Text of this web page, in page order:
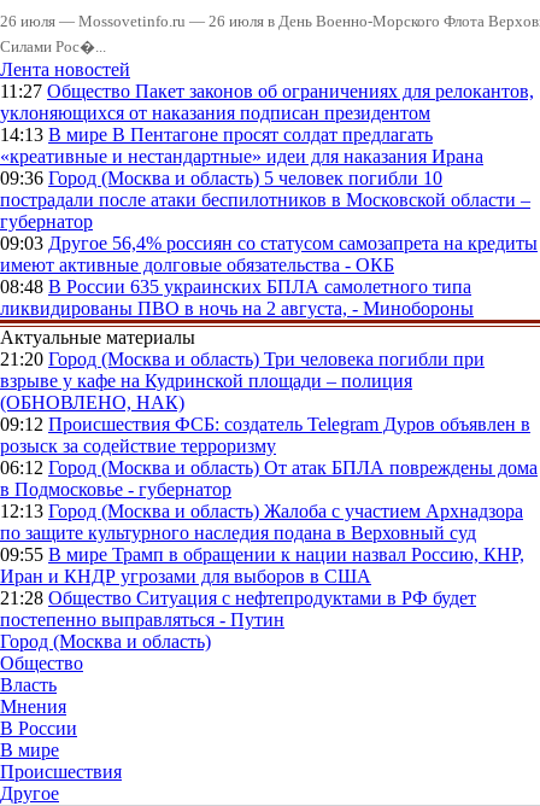
26 июля — Mossovetinfo.ru — 26 июля в День Военно-Морского Флота
Силами Рос�...
Лента новостей
11:27 Общество Пакет законов об ограничениях для релокантов,
уклоняющихся от наказания подписан президентом
14:13 В мире В Пентагоне просят солдат предлагать
«креативные и нестандартные» идеи для наказания Ирана
09:36 Город (Москва и область) 5 человек погибли 10
пострадали после атаки беспилотников в Московской области –
губернатор
09:03 Другое 56,4% россиян со статусом самозапрета на кредиты
имеют активные долговые обязательства - ОКБ
08:48 В России 635 украинских БПЛА самолетного типа
ликвидированы ПВО в ночь на 2 августа, - Минобороны
Актуальные материалы
21:20 Город (Москва и область) Три человека погибли при
взрыве у кафе на Кудринской площади – полиция
(ОБНОВЛЕНО, НАК)
09:12 Происшествия ФСБ: создатель Telegram Дуров объявлен в
розыск за содействие терроризму
06:12 Город (Москва и область) От атак БПЛА повреждены дома
в Подмосковье - губернатор
12:13 Город (Москва и область) Жалоба с участием Архнадзора
по защите культурного наследия подана в Верховный суд
09:55 В мире Трамп в обращении к нации назвал Россию, КНР,
Иран и КНДР угрозами для выборов в США
21:28 Общество Ситуация с нефтепродуктами в РФ будет
постепенно выправляться - Путин
Город (Москва и область)
Общество
Власть
Мнения
В России
В мире
Происшествия
Другое